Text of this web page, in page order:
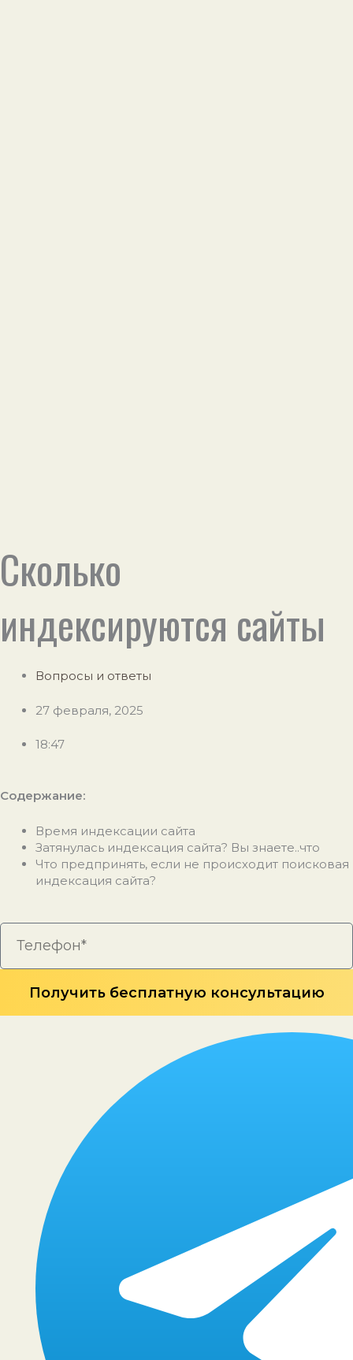
Сколько
индексируются сайты
Вопросы и ответы
27 февраля, 2025
18:47
Содержание:
Время индексации сайта
Затянулась индексация сайта? Вы знаете..что
Что предпринять, если не происходит поисковая
индексация сайта?
Получить бесплатную консультацию